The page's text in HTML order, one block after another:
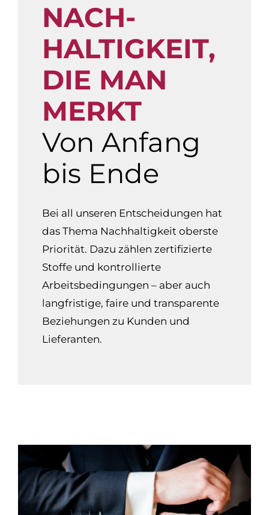
NACH­
HALTIG­KEIT,
DIE MAN
MERKT
Von Anfang
bis Ende
Bei all unseren Entscheidungen hat
das Thema Nachhaltigkeit oberste
Priorität. Dazu zählen zertifizierte
Stoffe und kontrollierte
Arbeitsbedingungen – aber auch
langfristige, faire und transparente
Beziehungen zu Kunden und
Lieferanten.